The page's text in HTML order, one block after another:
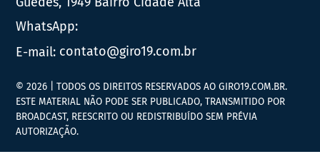
WhatsApp:
E-mail: contato@giro19.com.br
© 2026 | TODOS OS DIREITOS RESERVADOS AO GIRO19.COM.BR.
ESTE MATERIAL NÃO PODE SER PUBLICADO, TRANSMITIDO POR
BROADCAST, REESCRITO OU REDISTRIBUÍDO SEM PRÉVIA
AUTORIZAÇÃO.